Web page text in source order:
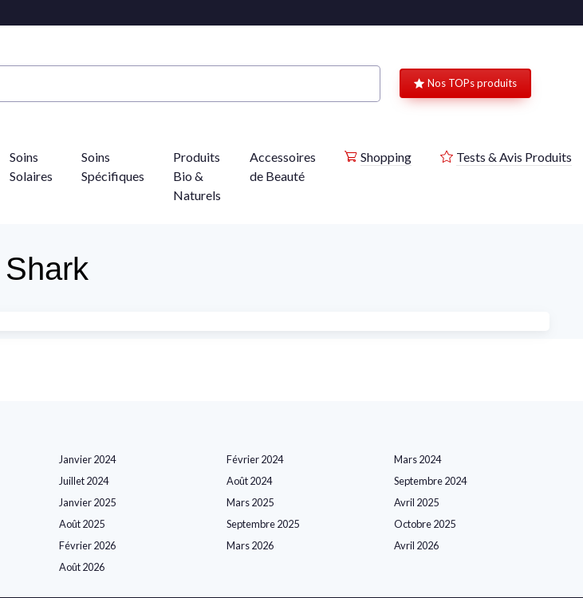
Nos TOPs produits
Soins
Solaires
Soins
Spécifiques
Produits
Bio &
Naturels
Accessoires
de Beauté
Shopping Tests & Avis Produits
Shark
Janvier 2024 Février 2024
Mars 2024
Juillet 2024 Août 2024
Septembre 2024
Janvier 2025 Mars 2025
Avril 2025
Août 2025 Septembre 2025
Octobre 2025
Février 2026 Mars 2026
Avril 2026
Août 2026